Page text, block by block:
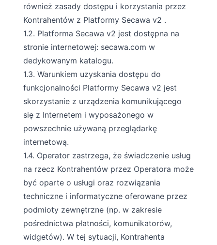
również zasady dostępu i korzystania przez
Kontrahentów z Platformy Secawa v2 .
1.2. Platforma Secawa v2 jest dostępna na
stronie internetowej: secawa.com w
dedykowanym katalogu.
1.3. Warunkiem uzyskania dostępu do
funkcjonalności Platformy Secawa v2 jest
skorzystanie z urządzenia komunikującego
się z Internetem i wyposażonego w
powszechnie używaną przeglądarkę
internetową.
1.4. Operator zastrzega, że świadczenie usług
na rzecz Kontrahentów przez Operatora może
być oparte o usługi oraz rozwiązania
techniczne i informatyczne oferowane przez
podmioty zewnętrzne (np. w zakresie
pośrednictwa płatności, komunikatorów,
widgetów). W tej sytuacji, Kontrahenta